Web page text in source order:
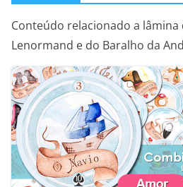
Conteúdo relacionado a lâmina
Lenormand e do Baralho da